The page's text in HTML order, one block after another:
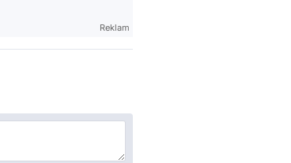
Reklam